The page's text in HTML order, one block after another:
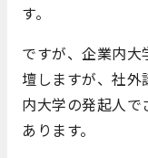
す。
ですが、企業内
壇しますが、社
内大学の発起人
あります。